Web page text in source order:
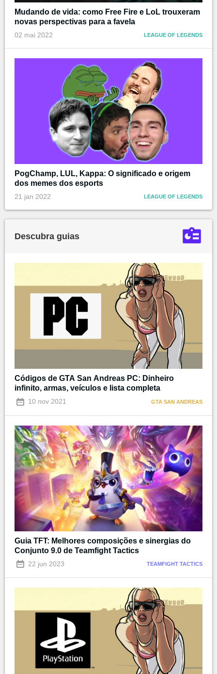
Mudando de vida: como Free Fire e LoL trouxeram
novas perspectivas para a favela
02 mai 2022 LEAGUE OF LEGENDS
PogChamp, LUL, Kappa: O significado e origem
dos memes dos esports
21 jan 2022 LEAGUE OF LEGENDS
Descubra guias
Códigos de GTA San Andreas PC: Dinheiro
infinito, armas, veículos e lista completa
10 nov 2021 GTA SAN ANDREAS
Guia TFT: Melhores composições e sinergias do
Conjunto 9.0 de Teamfight Tactics
22 jun 2023 TEAMFIGHT TACTICS